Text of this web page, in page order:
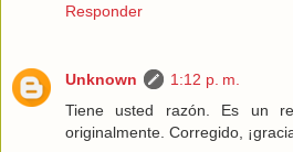
Responder
Unknown
1:12 p. m.
Tiene usted razón. Es un
originalmente. Corregido,